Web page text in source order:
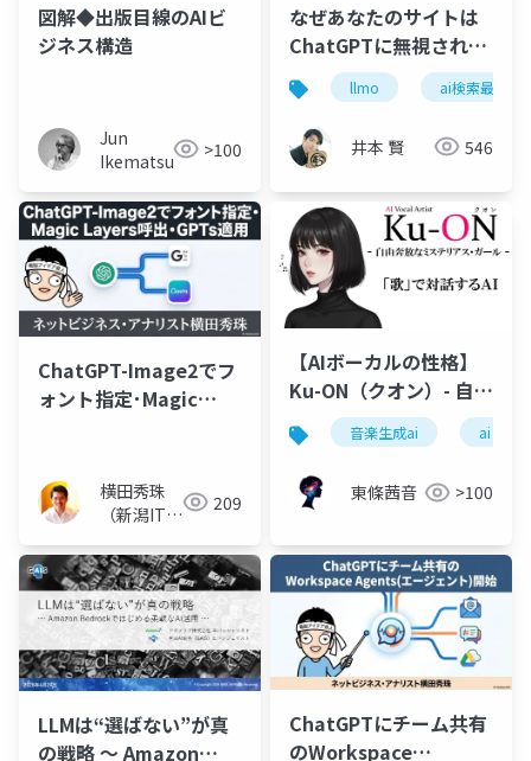
図解◆出版目線のAIビ
ジネス構造
Jun
Ikematsu
>100
なぜあなたのサイトは
ChatGPTに無視される
のか ― LLMO(AI検索最
適化)入門
llmo ai検索最適化
井本 賢 546
ChatGPT-Image2でフ
ォント指定･Magic
横田秀珠
（新潟ITコ
ト）
209
【AIボーカルの性格】
Ku-ON（クオン）- 自由
奔放なミステリアス・
ガール –
音楽生成ai ai
東條茜音 >100
LLMは“選ばない”が真
の戦略 〜 Amazon
ChatGPTにチーム共有
のWorkspace